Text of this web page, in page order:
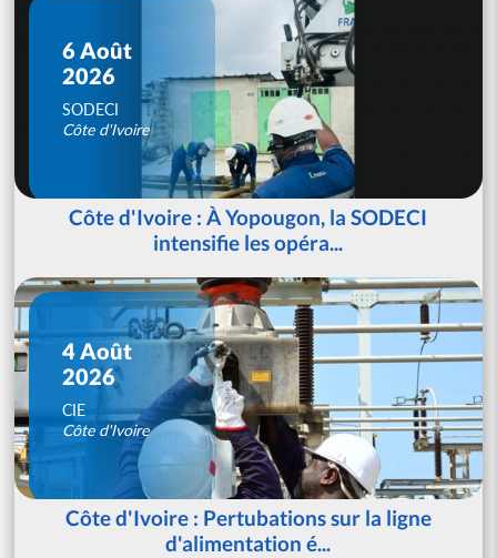
6 Août
2026
SODECI
Côte d'Ivoire
Côte d'Ivoire : À Yopougon, la SODECI
intensifie les opéra...
4 Août
2026
CIE
Côte d'Ivoire
Côte d'Ivoire : Pertubations sur la ligne
d'alimentation é...